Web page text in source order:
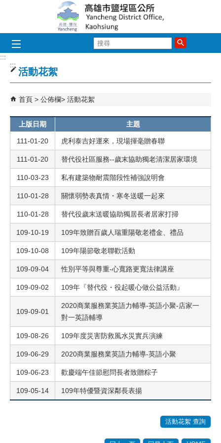
跳到主要內容區塊
尋
:::
:::
活動花絮
首頁 公佈欄 活動花絮
上版日期 主題
111-01-20 虎利泰吉好運來，現場揮毫贈春聯
111-01-20 替代役社區服務--歲末協助獨老清潔居家環境
110-03-23 私有建築物耐震階段性補強說明會
110-01-28 關懷弱勢表真情・寒冬送暖一起來
110-01-28 替代役歲末送暖協助獨居長者居家打掃
109-10-19 109年致贈百歲人瑞重陽敬老禮金、禮品
109-10-08 109年陽節敬老聯歡活動
109-09-04 性別平等與尊重-心寬路更寬法律講座
109-09-02 109年『替代役・役起暖心做公益活動』
109-09-01
2020商業服務業英語力輔導-英語小聚-店家一
對一英語輔導
109-08-26 109年度災害防救風水災實兵演練
109-06-29 2020商業服務業英語力輔導-英語小聚
109-06-23 歡慶端午佳節慰問長者致贈粽子
109-05-14 109年特優暨資深鄰長表揚
活動花絮 查詢